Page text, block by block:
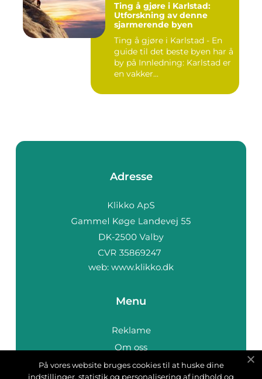
Ting å gjøre i Karlstad:
Utforskning av denne
sjarmerende byen
Ting å gjøre i Karlstad - En
guide til det beste byen har å
by på Innledning: Karlstad er
en vakker...
Adresse
web: www.klikko.dk
Menu
Reklame
Om oss
Cookies
På vores website bruges cookies til at huske dine
indstillinger, statistik og personalisering af indhold og